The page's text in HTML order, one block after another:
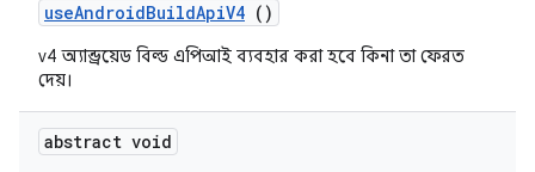
useAndroidBuildApiV4 ()
v4 অ্যান্ড্রয়েড বিল্ড এপিআই ব্যবহার করা হবে কিনা তা ফেরত
দেয়।
abstract void